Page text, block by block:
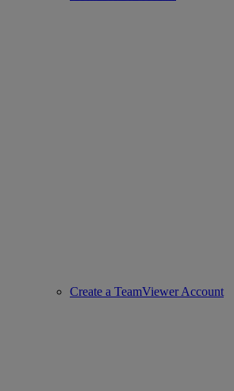
Create a TeamViewer Account